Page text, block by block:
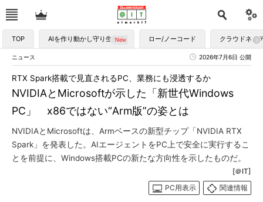
TOP AIを作り動かし守り生かす ロー/ノーコード クラウドネイ
ニュース 2026年7月6日 公開
NVIDIAとMicrosoftが示した「新世代Windows
PC」 x86ではない“Arm版”の姿とは
RTX Spark搭載で見直されるPC、業務にも浸透するか
NVIDIAとMicrosoftは、Armベースの新型チップ「NVIDIA RTX
Spark」を発表した。AIエージェントをPC上で安全に実行するこ
とを前提に、Windows搭載PCの新たな方向性を示したものだ。
[＠IT]
PC用表示
関連情報